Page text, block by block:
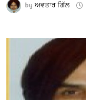
byਅਵਤਾਰ ਗਿੱਲ